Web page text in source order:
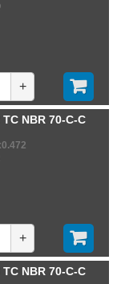
+
NBR 70-C-C
+
NBR 70-C-C